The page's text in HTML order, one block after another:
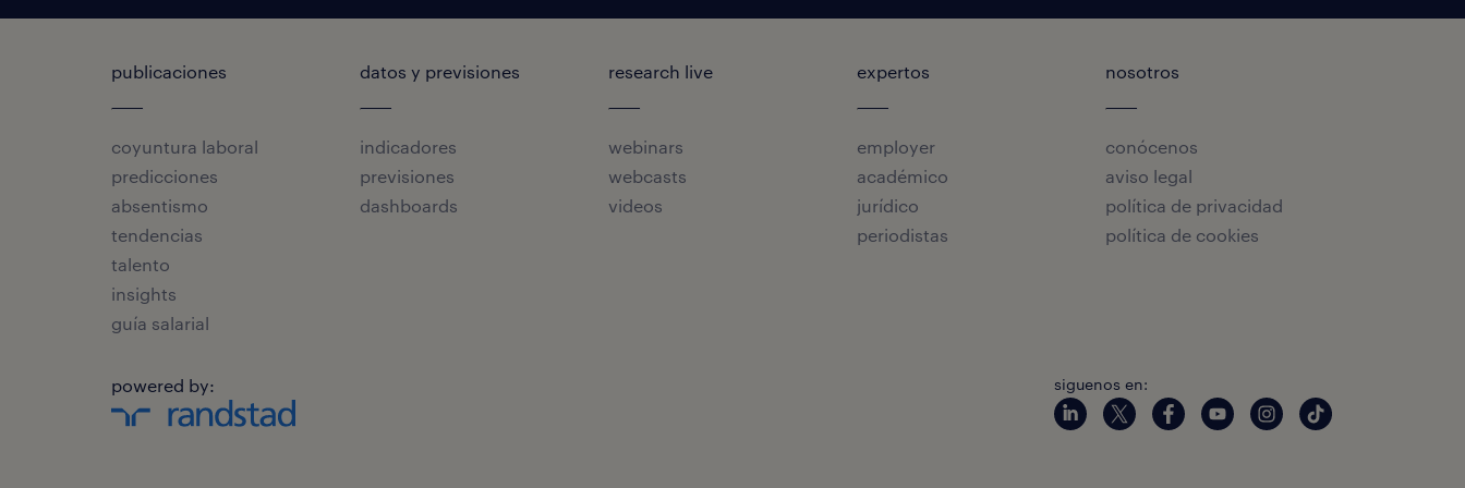
publicaciones
coyuntura laboral
predicciones
absentismo
tendencias
talento
insights
guía salarial
datos y previsiones
indicadores
previsiones
dashboards
research live
webinars
webcasts
videos
expertos
employer
académico
jurídico
periodistas
nosotros
conócenos
aviso legal
política de privacidad
política de cookies
powered by: siguenos en: